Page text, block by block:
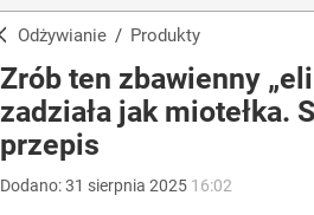
Odżywianie / Produkty
Zrób ten zbawienny
zadziała jak miotełka.
przepis
Dodano:31 sierpnia 2025 16:02